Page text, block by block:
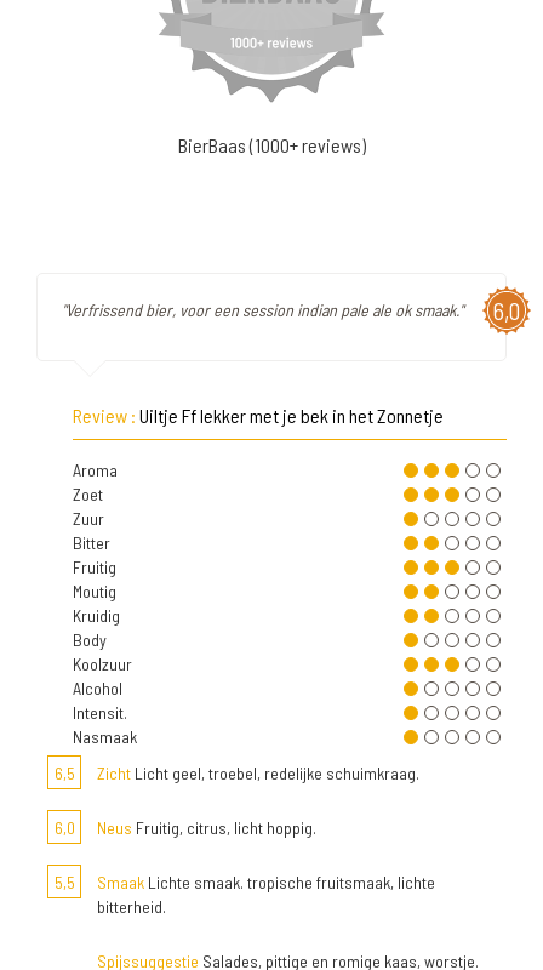
BierBaas (1000+ reviews)
6,0
"Verfrissend bier, voor een session indian pale ale ok smaak."
Review : Uiltje Ff lekker met je bek in het Zonnetje
Aroma
Zoet
Zuur
Bitter
Fruitig
Moutig
Kruidig
Body
Koolzuur
Alcohol
Intensit.
Nasmaak
6,5
Zicht Licht geel, troebel, redelijke schuimkraag.
6,0 Neus Fruitig, citrus, licht hoppig.
5,5 Smaak Lichte smaak. tropische fruitsmaak, lichte
bitterheid.
Spijssuggestie Salades, pittige en romige kaas, worstje.